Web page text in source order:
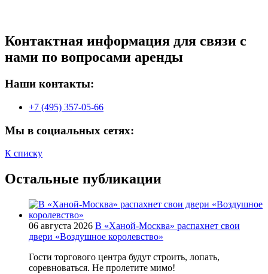
Контактная информация для связи с
нами по вопросами аренды
Наши контакты:
+7 (495) 357-05-66
Мы в социальных сетях:
К списку
Остальные публикации
06 августа 2026 В «Ханой-Москва» распахнет свои
двери «Воздушное королевство»
Гости торгового центра будут строить, лопать,
соревноваться. Не пролетите мимо!